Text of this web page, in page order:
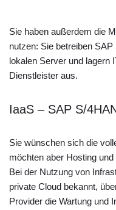
Sie haben außerdem die
nutzen: Sie betreiben
lokalen Server und lagern
Dienstleister aus.
IaaS – SAP S/
Sie wünschen sich die
möchten aber Hosting
Bei der Nutzung von
private Cloud bekannt,
Provider die Wartung und